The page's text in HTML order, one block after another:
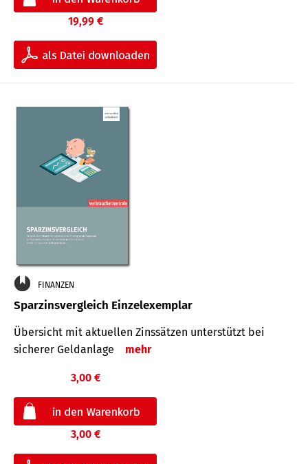
19,99 €
FINANZEN
Sparzinsvergleich Einzelexemplar
Übersicht mit aktuellen Zinssätzen unterstützt bei
sicherer Geldanlage
mehr
3,00 €
3,00 €